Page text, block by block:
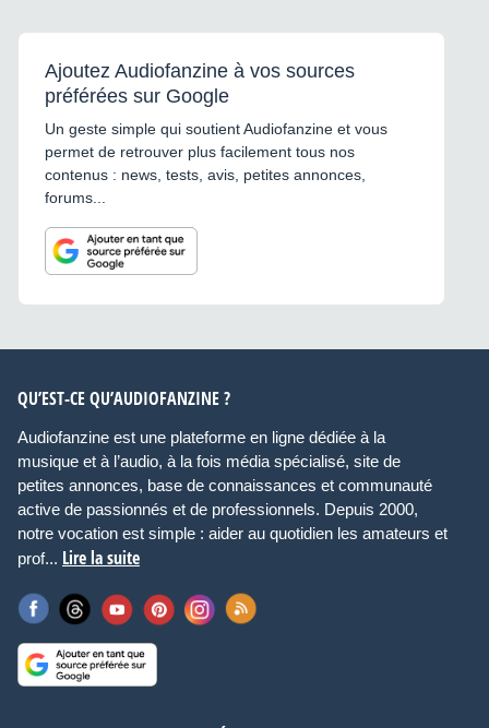
Ajoutez Audiofanzine à vos sources
préférées sur Google
Un geste simple qui soutient Audiofanzine et vous
permet de retrouver plus facilement tous nos
contenus : news, tests, avis, petites annonces,
forums...
QU’EST-CE QU’AUDIOFANZINE ?
Audiofanzine est une plateforme en ligne dédiée à la
musique et à l’audio, à la fois média spécialisé, site de
petites annonces, base de connaissances et communauté
active de passionnés et de professionnels. Depuis 2000,
notre vocation est simple : aider au quotidien les amateurs et
prof... Lire la suite